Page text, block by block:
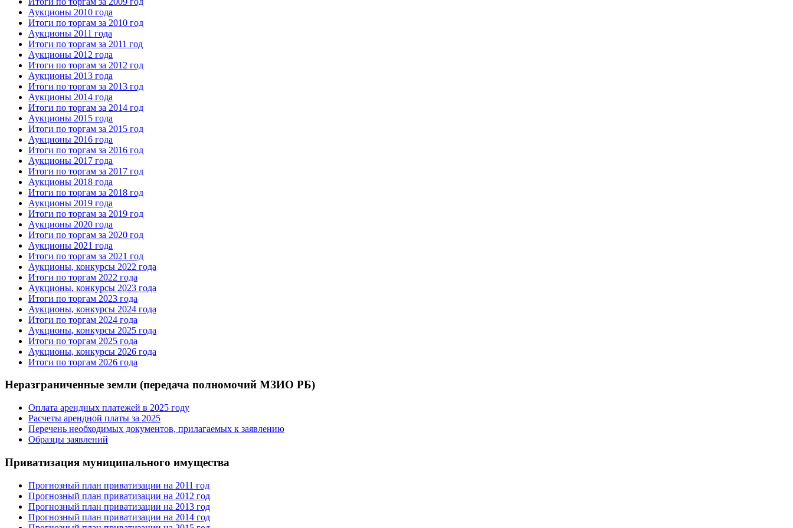
Аукционы 2010 года
Итоги по торгам за 2010 год
Аукционы 2011 года
Итоги по торгам за 2011 год
Аукционы 2012 года
Итоги по торгам за 2012 год
Аукционы 2013 года
Итоги по торгам за 2013 год
Аукционы 2014 года
Итоги по торгам за 2014 год
Аукционы 2015 года
Итоги по торгам за 2015 год
Аукционы 2016 года
Итоги по торгам за 2016 год
Аукционы 2017 года
Итоги по торгам за 2017 год
Аукционы 2018 года
Итоги по торгам за 2018 год
Аукционы 2019 года
Итоги по торгам за 2019 год
Аукционы 2020 года
Итоги по торгам за 2020 год
Аукционы 2021 года
Итоги по торгам за 2021 год
Аукционы, конкурсы 2022 года
Итоги по торгам 2022 года
Аукционы, конкурсы 2023 года
Итоги по торгам 2023 года
Аукционы, конкурсы 2024 года
Итоги по торгам 2024 года
Аукционы, конкурсы 2025 года
Итоги по торгам 2025 года
Аукционы, конкурсы 2026 года
Итоги по торгам 2026 года
Неразграниченные земли (передача полномочий МЗИО РБ)
Оплата арендных платежей в 2025 году
Расчеты арендной платы за 2025
Перечень необходимых документов, прилагаемых к заявлению
Образцы заявлений
Приватизация муниципального имущества
Прогнозный план приватизации на 2011 год
Прогнозный план приватизации на 2012 год
Прогнозный план приватизации на 2013 год
Прогнозный план приватизации на 2014 год